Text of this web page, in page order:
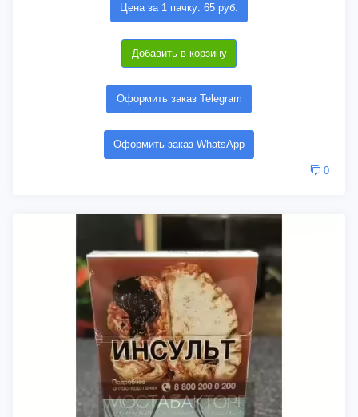
Цена за 1 пачку: 65 руб.
Добавить в корзину
Оформить заказ Telegram
Оформить заказ WhatsApp
0